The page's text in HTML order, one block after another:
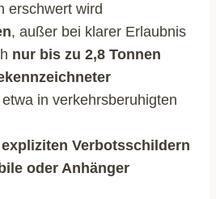
erschwert wird
, außer bei klarer Erlaubnis
nur bis zu 2,8 Tonnen
etwa in verkehrsberuhigten
Verbotsschildern
oder Anhänger